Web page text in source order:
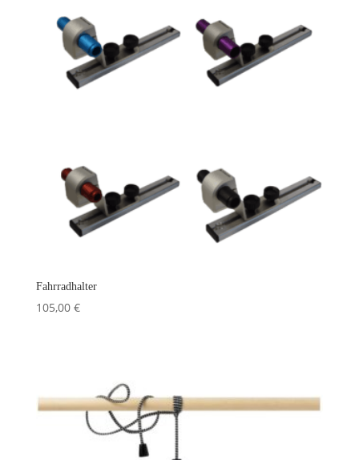
Fahrradhalter
105,00 €